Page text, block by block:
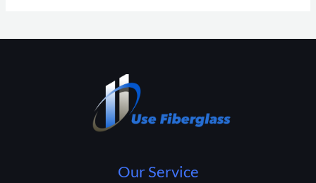
Our Service